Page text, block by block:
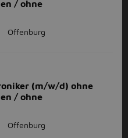
/ ohne
Offenburg
(m/w/d) ohne
/ ohne
Offenburg